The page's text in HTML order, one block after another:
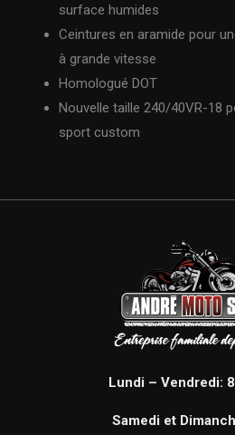
surface humides
Ceintures en aramide pour
à grande vitesse
Homologué DOT
Nouvelle taille 240/40VR-18
sport custom
Lundi – Vendredi:
Samedi et